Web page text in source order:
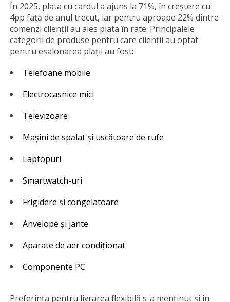
În 2025, plata cu cardul a ajuns la 71%, în creștere cu
4pp față de anul trecut, iar pentru aproape 22% dintre
comenzi clienții au ales plata în rate. Principalele
categorii de produse pentru care clienții au optat
pentru eșalonarea plății au fost:
Telefoane mobile
Electrocasnice mici
Televizoare
Mașini de spălat și uscătoare de rufe
Laptopuri
Smartwatch-uri
Frigidere și congelatoare
Anvelope și jante
Aparate de aer condiționat
Componente PC
Preferința pentru livrarea flexibilă s-a menținut și în